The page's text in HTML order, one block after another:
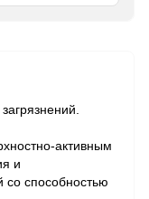
активным
и
со способностью